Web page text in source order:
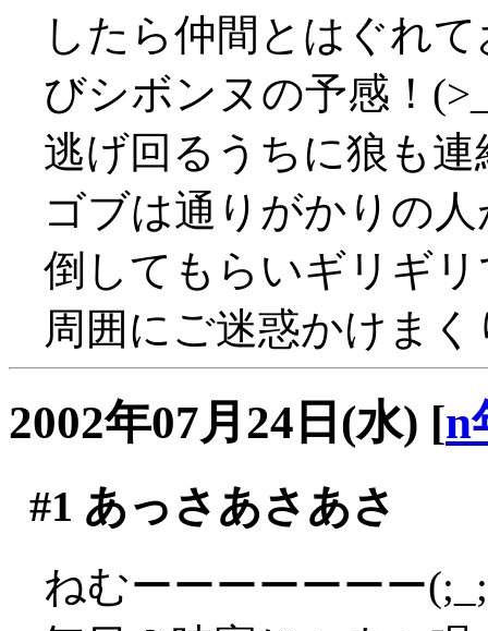
したら仲間とはぐれ
びシボンヌの予感！
逃げ回るうちに狼も
ゴブは通りがかりの
倒してもらいギリギ
周囲にご迷惑かけま
2002年07月24日(水) [n
#1 あっさあさあさ
ねむーーーーーーー